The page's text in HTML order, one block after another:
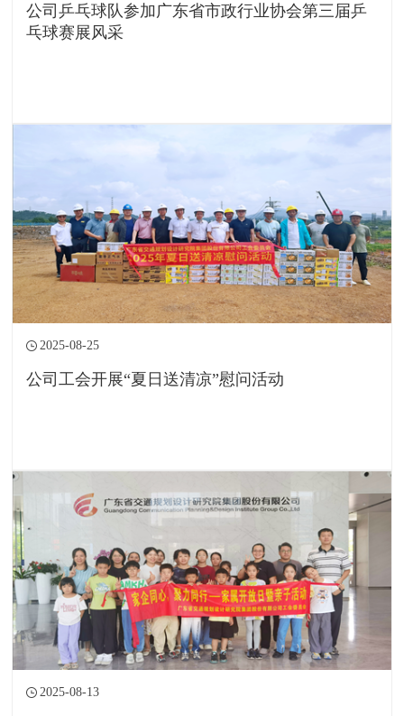
公司乒乓球队参加广东省市政行业协会第三届乒
乓球赛展风采
2025-08-25
公司工会开展“夏日送清凉”慰问活动
2025-08-13